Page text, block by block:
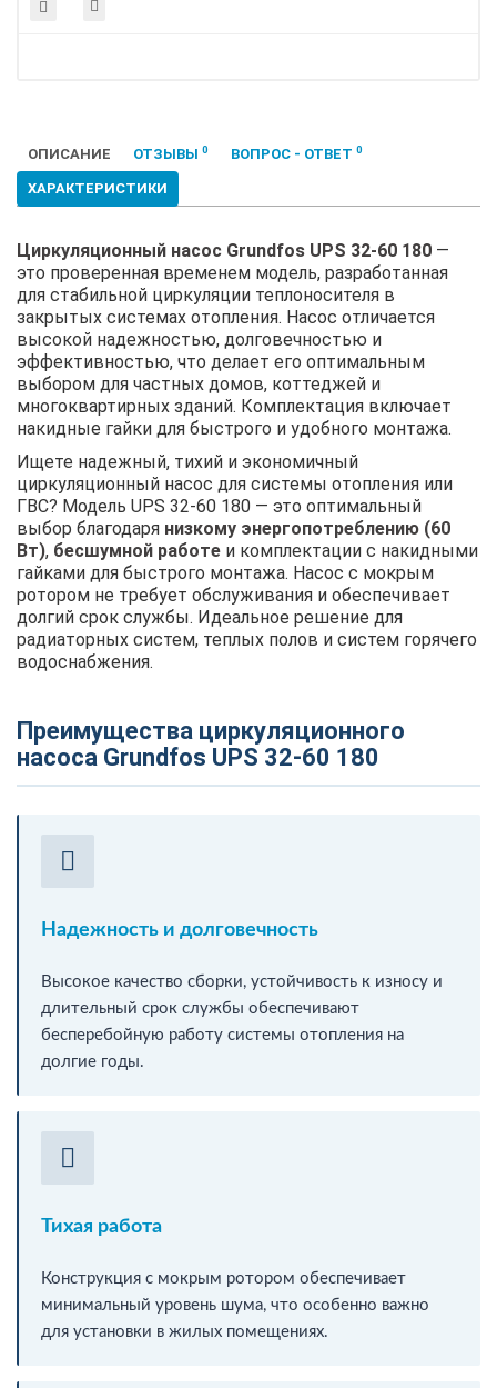
ОПИСАНИЕ ОТЗЫВЫ 0 ВОПРОС - ОТВЕТ 0
ХАРАКТЕРИСТИКИ
Циркуляционный насос Grundfos UPS 32-60 180 —
это проверенная временем модель, разработанная
для стабильной циркуляции теплоносителя в
закрытых системах отопления. Насос отличается
высокой надежностью, долговечностью и
эффективностью, что делает его оптимальным
выбором для частных домов, коттеджей и
многоквартирных зданий. Комплектация включает
накидные гайки для быстрого и удобного монтажа.
Ищете надежный, тихий и экономичный
циркуляционный насос для системы отопления или
ГВС? Модель UPS 32-60 180 — это оптимальный
выбор благодаря низкому энергопотреблению (60
Вт), бесшумной работе и комплектации с накидными
гайками для быстрого монтажа. Насос с мокрым
ротором не требует обслуживания и обеспечивает
долгий срок службы. Идеальное решение для
радиаторных систем, теплых полов и систем горячего
водоснабжения.
Преимущества циркуляционного
насоса Grundfos UPS 32-60 180
Надежность и долговечность
Высокое качество сборки, устойчивость к износу и
длительный срок службы обеспечивают
бесперебойную работу системы отопления на
долгие годы.
Тихая работа
Конструкция с мокрым ротором обеспечивает
минимальный уровень шума, что особенно важно
для установки в жилых помещениях.